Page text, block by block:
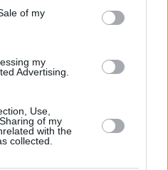
of my
my
Advertising.
Use,
of my
with the
collected.
elettorale
sottolinea i crescenti
nell’incontro di
#Svezia